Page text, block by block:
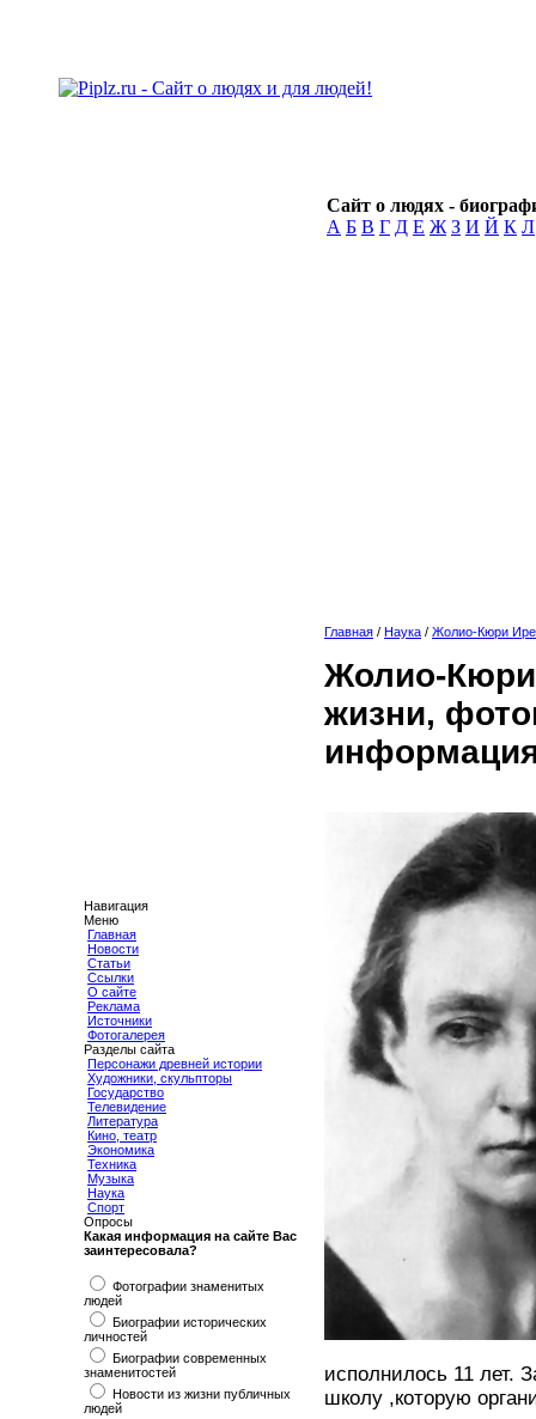
Сайт о людях -
А Б В Г Д Е Ж З И Й К Л
Навигация
Меню
Главная
Новости
Статьи
Ссылки
О сайте
Реклама
Источники
Фотогалерея
Разделы сайта
Персонажи древней истории
Художники, скульпторы
Государство
Телевидение
Литература
Кино, театр
Экономика
Техника
Музыка
Наука
Спорт
Опросы
Какая информация на сайте Вас
заинтересовала?
Фотографии знаменитых
людей
Биографии исторических
личностей
Биографии современных
знаменитостей
Новости из жизни публичных
людей
Главная / Наука / Жолио-Кюри
Жолио-
жизни,
исполнилось 11 лет.
школу ,которую